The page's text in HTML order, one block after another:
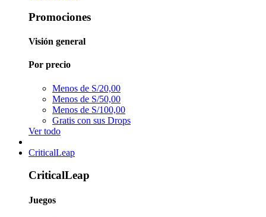
Promociones
Visión general
Por precio
Menos de S/20,00
Menos de S/50,00
Menos de S/100,00
Gratis con sus Drops
Ver todo
CriticalLeap
CriticalLeap
Juegos